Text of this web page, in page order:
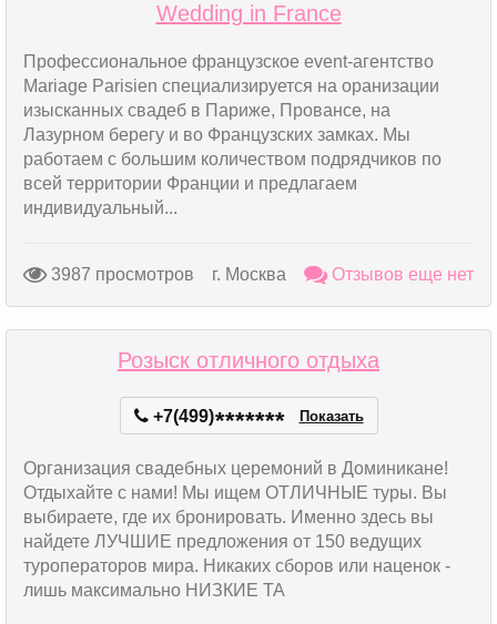
Wedding in France
Профессиональное французское event-агентство
Mariage Parisien специализируется на оранизации
изысканных свадеб в Париже, Провансе, на
Лазурном берегу и во Французских замках. Мы
работаем с большим количеством подрядчиков по
всей территории Франции и предлагаем
индивидуальный...
3987 просмотров г. Москва Отзывов еще нет
Розыск отличного отдыха
+7(499)******* Показать
Организация свадебных церемоний в Доминикане!
Отдыхайте с нами! Мы ищем ОТЛИЧНЫЕ туры. Вы
выбираете, где их бронировать. Именно здесь вы
найдете ЛУЧШИЕ предложения от 150 ведущих
туроператоров мира. Никаких сборов или наценок -
лишь максимально НИЗКИЕ ТА